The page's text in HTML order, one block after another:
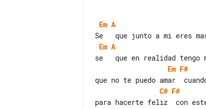
Em A
Em A
Em F#
C# F#
para hacerte feliz  con